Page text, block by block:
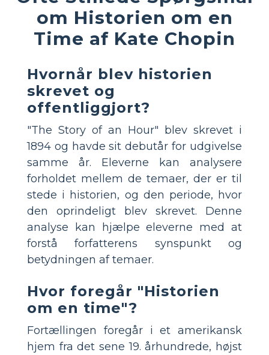
om Historien om en
Time af Kate Chopin
Hvornår blev historien
skrevet og
offentliggjort?
"The Story of an Hour" blev skrevet i
1894 og havde sit debutår for udgivelse
samme år. Eleverne kan analysere
forholdet mellem de temaer, der er til
stede i historien, og den periode, hvor
den oprindeligt blev skrevet. Denne
analyse kan hjælpe eleverne med at
forstå forfatterens synspunkt og
betydningen af ​​temaer.
Hvor foregår "Historien
om en time"?
Fortællingen foregår i et amerikansk
hjem fra det sene 19. århundrede, højst